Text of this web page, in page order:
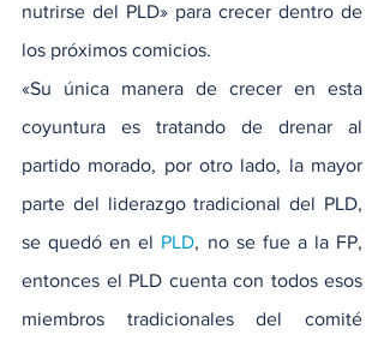
nutrirse del PLD» para crecer dentro de
los próximos comicios.
«Su única manera de crecer en esta
coyuntura es tratando de drenar al
partido morado, por otro lado, la mayor
parte del liderazgo tradicional del PLD,
se quedó en el PLD, no se fue a la FP,
entonces el PLD cuenta con todos esos
miembros tradicionales del comité